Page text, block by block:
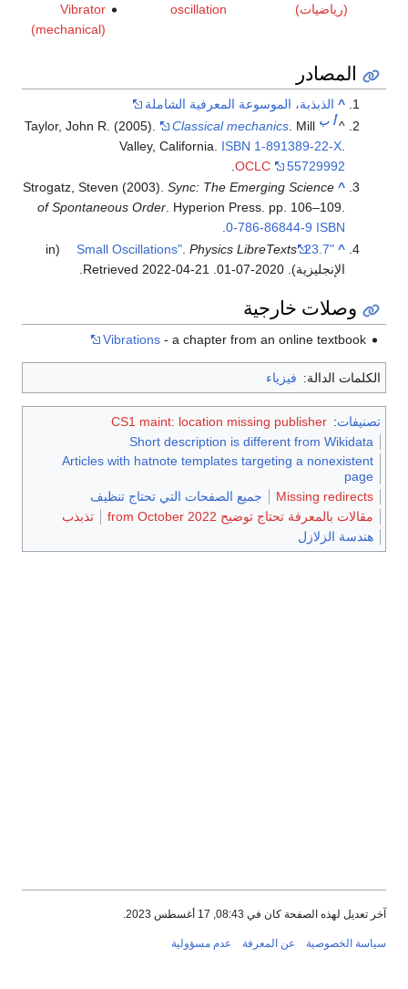
(رياضيات)
oscillation
Vibrator
(mechanical)
المصادر
^ الذبذبة، الموسوعة المعرفية الشاملة
^أ ب Taylor, John R. (2005). Classical mechanics . Mill
Valley, California. ISBN 1-891389-22-X
OCLC
55729992
.
^
Strogatz, Steven (2003).Sync: The Emerging Science
of Spontaneous Order . Hyperion Press. pp. 106–109.
ISBN
0-786-86844-9
.
^
"23.7: Small Oscillations"
.Physics LibreTexts
(in
الإنجليزية). 2020-07-01
. Retrieved
2022-04-21
وصلات خارجية
Vibrations- a chapter from an online textbook
الكلمات الدالة: فيزياء
تصنيفات:
CS1 maint: location missing publisher
Short description is different from Wikidata
Articles with hatnote templates targeting a nonexistent
page
Missing redirects
جميع الصفحات التي تحتاج تنظيف
مقالات بالمعرفة تحتاج توضيح from October 2022
تذبذب
هندسة الزلازل
آخر تعديل لهذه الصفحة كان في 08:43, 17 أغسطس 2023.
سياسة الخصوصية عن المعرفة عدم مسؤولية